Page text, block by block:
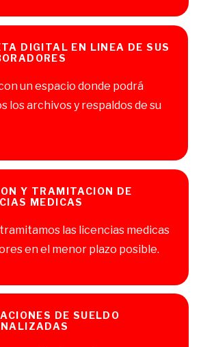
DIGITAL EN LINEA DE SUS
un espacio donde podrá
los archivos y respaldos de su
Y TRAMITACION DE
MEDICAS
las licencias medicas
en el menor plazo posible.
DE SUELDO